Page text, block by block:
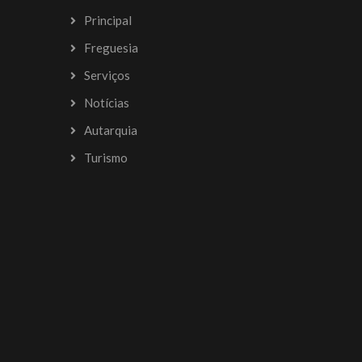
Principal
Freguesia
Serviços
Notícias
Autarquia
Turismo